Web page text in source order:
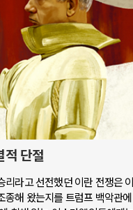
적 단절
리라고 선전했던 이란 전쟁은
종해 왔는지를 트럼프 백악관